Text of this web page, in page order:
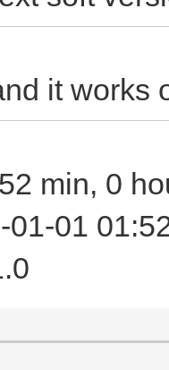
it works
min, 0
01-01